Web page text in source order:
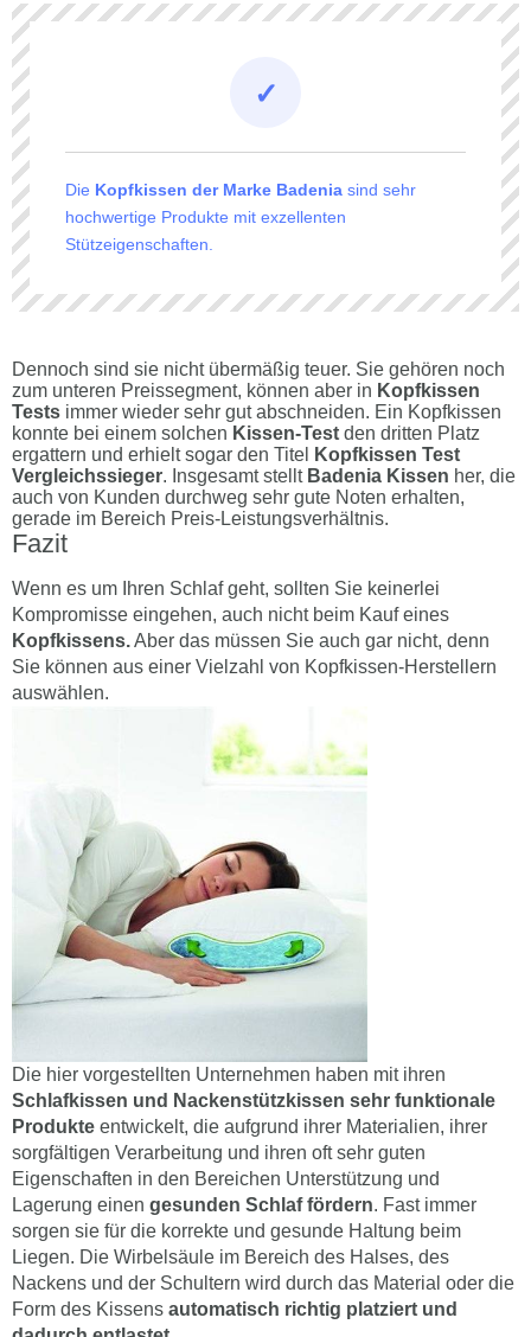
Die Kopfkissen der Marke Badenia sind sehr
hochwertige Produkte mit exzellenten
Stützeigenschaften.
Dennoch sind sie nicht übermäßig teuer. Sie gehören noch
zum unteren Preissegment, können aber in Kopfkissen
Tests immer wieder sehr gut abschneiden. Ein Kopfkissen
konnte bei einem solchen Kissen-Test den dritten Platz
ergattern und erhielt sogar den Titel
Kopfkissen Test
Vergleichssieger. Insgesamt stellt Badenia Kissen her, die
auch von Kunden durchweg sehr gute Noten erhalten,
gerade im Bereich Preis-Leistungsverhältnis.
Fazit
Wenn es um Ihren Schlaf geht, sollten Sie keinerlei
Kompromisse eingehen, auch nicht beim Kauf eines
Kopfkissens.Aber das müssen Sie auch gar nicht, denn
Sie können aus einer Vielzahl von Kopfkissen-Herstellern
auswählen.
Die hier vorgestellten Unternehmen haben mit ihren
Schlafkissen und Nackenstützkissen sehr funktionale
Produkte entwickelt, die aufgrund ihrer Materialien, ihrer
sorgfältigen Verarbeitung und ihren oft sehr guten
Eigenschaften in den Bereichen Unterstützung und
Lagerung einen gesunden Schlaf fördern. Fast immer
sorgen sie für die korrekte und gesunde Haltung beim
Liegen. Die Wirbelsäule im Bereich des Halses, des
Nackens und der Schultern wird durch das Material oder die
Form des Kissens automatisch richtig platziert und